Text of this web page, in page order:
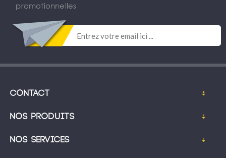
promotionnelles
Contact
Nos produits
Nos services